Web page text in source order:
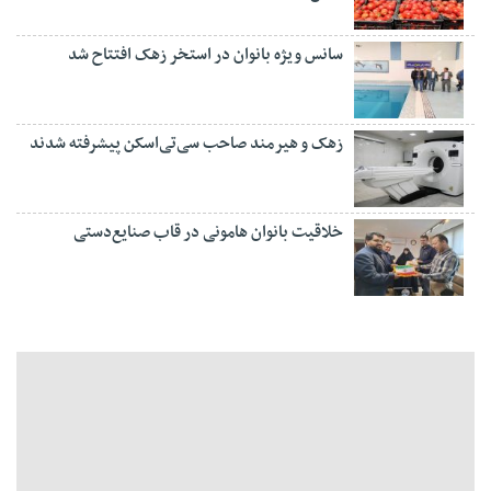
سانس ویژه بانوان در استخر زهک افتتاح شد
زهک و هیرمند صاحب سی‌تی‌اسکن پیشرفته شدند
خلاقیت بانوان هامونی در قاب صنایع‌دستی